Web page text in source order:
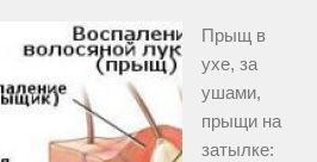
Прыщ в
ухе, за
ушами,
прыщи на
затылке: